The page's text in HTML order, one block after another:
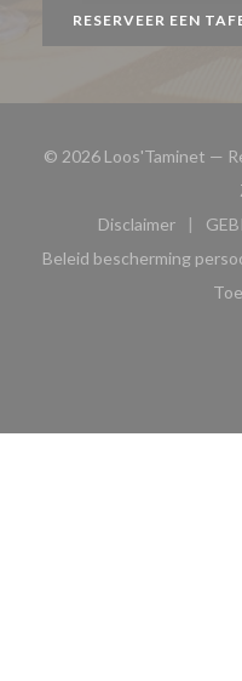
RESERVEER EEN
© 2026 Loos'Taminet —
Disclaimer
((opent in
Beleid bescherming